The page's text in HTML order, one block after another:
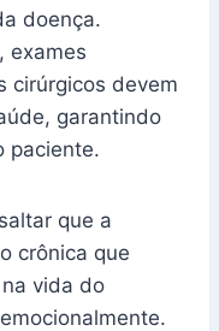
doença.
exames
cirúrgicos devem
garantindo
paciente.
que a
crônica que
vida do